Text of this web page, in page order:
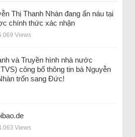
Thị Thanh Nhàn đang ẩn náu tại
chính thức xác nhận
Views
và Truyền hình nhà nước
công bố thông tin bà Nguyễn
trốn sang Đức!
Views